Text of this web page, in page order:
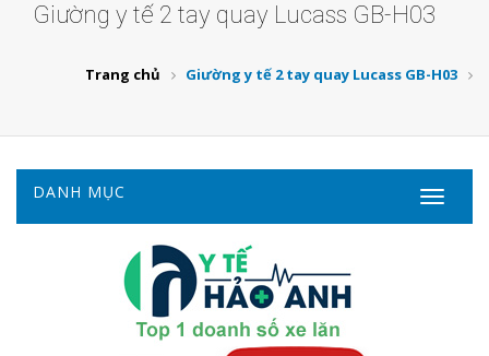
Giường y tế 2 tay quay Lucass GB-H03
Trang chủ Giường y tế 2 tay quay Lucass GB-H03
DANH MỤC